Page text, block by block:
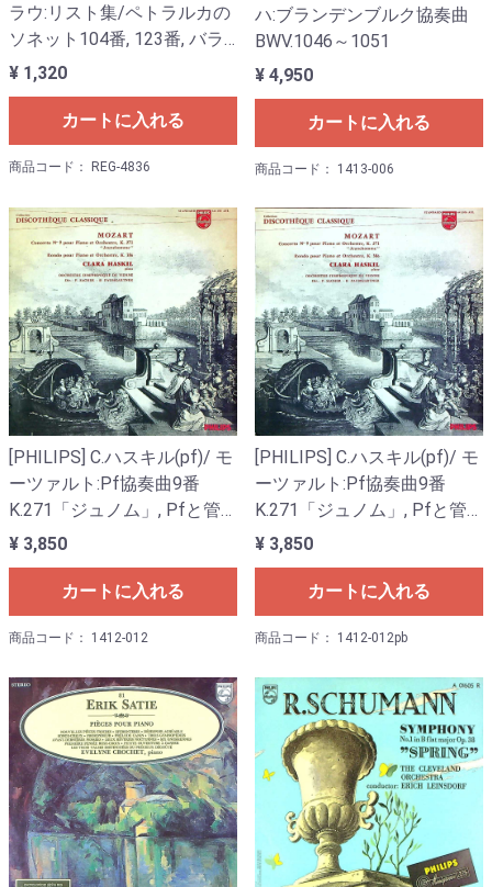
ラウ:リスト集/ペトラルカの
ソネット104番, 123番, バラ
ード2番, オーベルマンの泉,
忘れられたワルツ1番, エステ
荘の噴水
¥ 1,320
カートに入れる
商品コード： REG-4836
ハ:ブランデンブルク協奏曲
BWV.1046～1051
¥ 4,950
カートに入れる
商品コード： 1413-006
[PHILIPS] C.ハスキル(pf)/ モ
ーツァルト:Pf協奏曲9番
K.271「ジュノム」, Pfと管
弦楽のためのロンドK.386
¥ 3,850
カートに入れる
商品コード： 1412-012
[PHILIPS] C.ハスキル(pf)/ モ
ーツァルト:Pf協奏曲9番
K.271「ジュノム」, Pfと管
弦楽のためのロンドK.386
¥ 3,850
カートに入れる
商品コード： 1412-012pb